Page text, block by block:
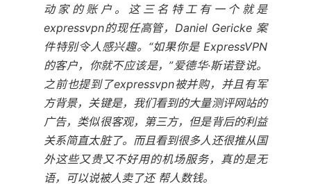
动家的账户。这三名特工有一个就是
expressvpn的现任高管，Daniel Gericke 案
件特别令人感兴趣。“如果你是 ExpressVPN
的客户，你就不应该是，”爱德华·斯诺登说。
之前也提到了expressvpn被并购，并且有军
方背景，关键是，我们看到的大量测评网站的
广告，类似很客观，第三方，但是背后的利益
关系简直太脏了。而且看到很多人还很推从国
外这些又贵又不好用的机场服务，真的是无
语，可以说被人卖了还 帮人数钱。